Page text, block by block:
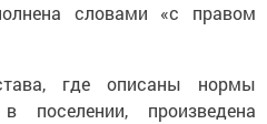
словами «с правом
где описаны нормы
поселении, произведена